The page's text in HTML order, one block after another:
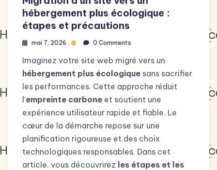
hébergement plus écologique :
étapes et précautions
mai 7, 2026 0 Comments
Imaginez votre site web migré vers un
hébergement plus écologique sans sacrifier
les performances. Cette approche réduit
l’empreinte carbone et soutient une
expérience utilisateur rapide et fiable. Le
cœur de la démarche repose sur une
planification rigoureuse et des choix
technologiques responsables. Dans cet
article, vous découvrirez les étapes et les